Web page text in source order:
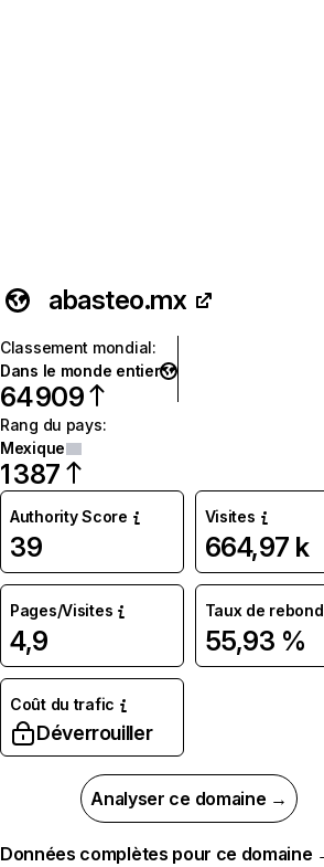
abasteo.mx
Classement mondial:
Dans le monde entier
64 909
Rang du pays:
Mexique
1 387
Authority Score
39
Visites
664,97 k
Pages/Visites
4,9
Taux de rebond
55,93 %
Coût du trafic
Déverrouiller
Analyser ce domaine →
Données complètes pour ce domaine